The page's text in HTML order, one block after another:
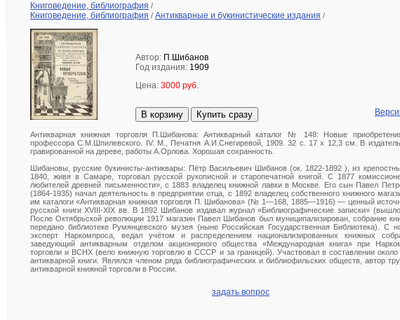
Книговедение, библиография /
Книговедение, библиография / Антикварные и букинистические издания /
Автор: П.Шибанов
Год издания: 1909
Цена: 3000 руб.
В корзину Купить сразу
Антикварная книжная торговля П.Шибанова: Антикварный каталог № 148: Новые
профессора С.М.Шпилевского. IV. М., Печатня А.И.Снегиревой, 1909. 32 с. 17 х 12,3 см. В
гравированной на дереве, работы А.Орлова. Хорошая сохранность.
Шибановы, русские букинисты-антиквары: Пётр Васильевич Шибанов (ок. 1822-1892 ), из
1840, живя в Самаре, торговал русской рукописной и старопечатной книгой. С 1877
любителей древней письменности», с 1883 владелец книжной лавки в Москве. Его сын Павел
(1864-1935) начал деятельность в предприятии отца, с 1892 владелец собственного книжного
им каталоги «Антикварная книжная торговля П. Шибанова» (№ 1—168, 1885—1916) — ценный
русской книги XVIII-XIX вв. В 1892 Шибанов издавал журнал «Библиографические записки»
После Октябрьской революции 1917 магазин Павел Шибанов был муниципализирован, собрание
передано библиотеке Румянцевского музея (ныне Российская Государственная Библиотека). С
эксперт Наркомпроса, ведал учётом и распределением национализированных книжных
заведующий антикварным отделом акционерного общества «Международная книга» при
торговли и ВСНХ (вело книжную торговлю в СССР и за границей). Участвовал в составлении около
антикварной книги. Являлся членом ряда библиографических и библиофильских обществ, автор
антикварной книжной торговли в России.
задать вопрос